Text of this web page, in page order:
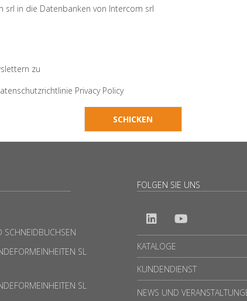
srl in die Datenbanken von Intercom srl
zu
Privacy Policy
SCHNEIDBUCHSEN
SL
SL
FOLGEN SIE UNS
KATALOGE
KUNDENDIENST
NEWS UND